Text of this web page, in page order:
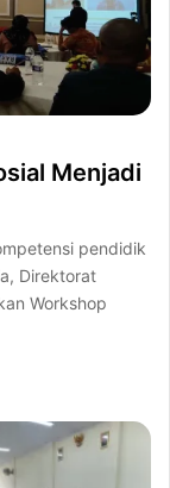
Menjadi
pendidik
Direktorat
Workshop